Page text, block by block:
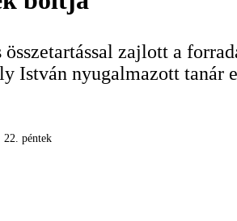
zajlott a
István nyugalmazott tanár
22. péntek